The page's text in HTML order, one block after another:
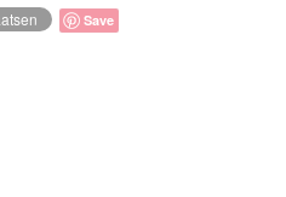
Save